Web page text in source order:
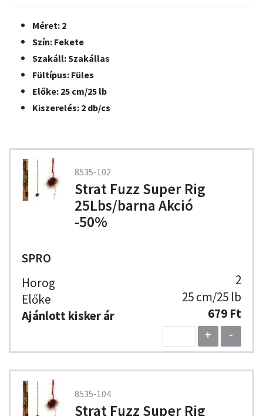
Méret: 2
Szín: Fekete
Szakáll: Szakállas
Fültípus: Füles
Előke: 25 cm/25 lb
Kiszerelés: 2 db/cs
8535-102
Strat Fuzz Super Rig
25Lbs/barna Akció
-50%
SPRO
2
25 cm/25 lb
679 Ft
+
-
8535-104
Strat Fuzz Super Rig